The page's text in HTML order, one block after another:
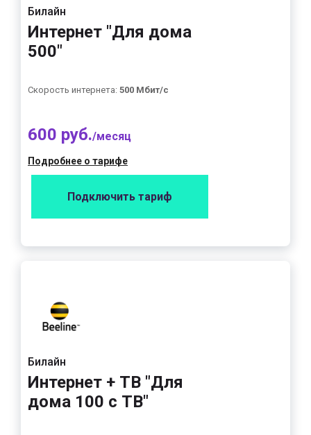
Билайн
Интернет "Для дома
500"
Скорость интернета: 500 Мбит/с
600 руб./месяц
Подробнее о тарифе
Подключить тариф
Билайн
Интернет + ТВ "Для
дома 100 с ТВ"